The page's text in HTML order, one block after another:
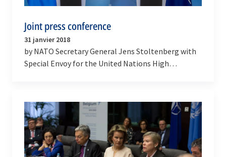
Joint press conference
31 janvier 2018
by NATO Secretary General Jens Stoltenberg with
Special Envoy for the United Nations High